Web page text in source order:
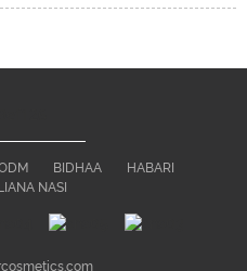
BIDHAA
HABARI
NASI